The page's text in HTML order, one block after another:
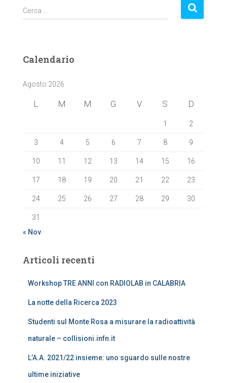
R
i
c
p
Cerca …
Calendario
Agosto 2026
L M M G V S D
1 2
3 4 5 6 7 8 9
10 11 12 13 14 15 16
17 18 19 20 21 22 23
24 25 26 27 28 29 30
31
« Nov
Articoli recenti
Workshop TRE ANNI con RADIOLAB in CALABRIA
La notte della Ricerca 2023
Studenti sul Monte Rosa a misurare la radioattività
naturale – collisioni.infn.it
L’A.A. 2021/22 insieme: uno sguardo sulle nostre
ultime iniziative